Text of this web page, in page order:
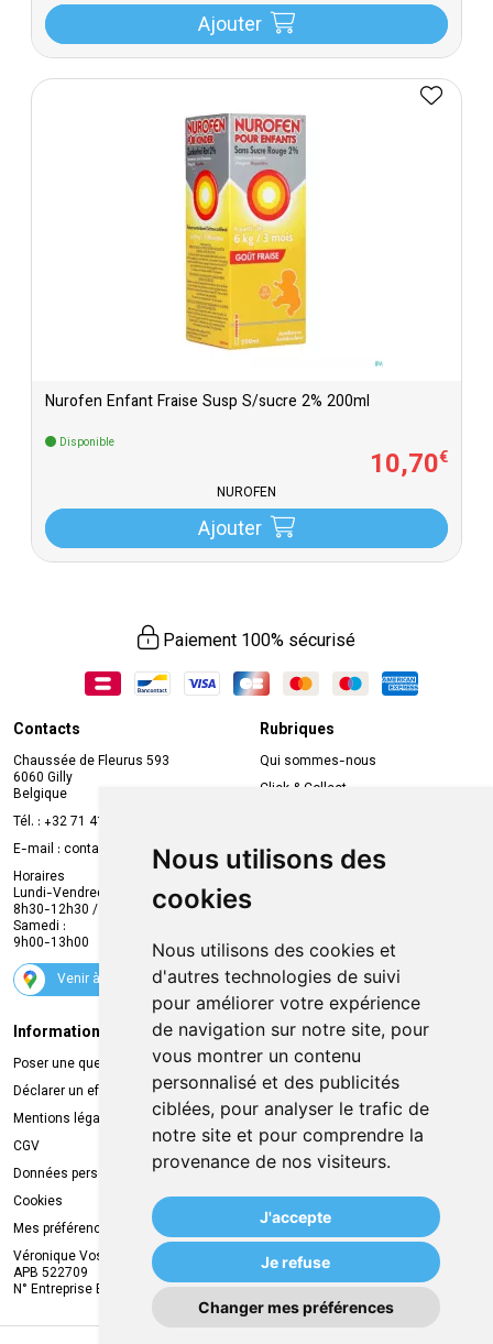
Nous utilisons des
cookies
Nous utilisons des cookies et
d'autres technologies de suivi
pour améliorer votre expérience
de navigation sur notre site, pour
vous montrer un contenu
personnalisé et des publicités
ciblées, pour analyser le trafic de
notre site et pour comprendre la
provenance de nos visiteurs.
J'accepte
Je refuse
Changer mes préférences
Ajouter
Nurofen Enfant Fraise Susp S/sucre 2% 200ml
Disponible
10,70€
NUROFEN
Ajouter
Paiement 100% sécurisé
Contacts
Chaussée de Fleurus 593
6060 Gilly
Belgique
Tél. : +32 71 41 32 10
E-mail : contact
mvapharma.be
Horaires
Lundi-Vendredi :
8h30-12h30 / 13h30-18h30
Samedi :
9h00-13h00
Venir à la pharmacie
Rubriques
Qui sommes-nous
Click & Collect
Compte professionnel
Envoi d’ordonnance
Suivez-nous
Informations légales
Poser une question
Déclarer un effet indésirable
Mentions légales
CGV
Données personnelles
Cookies
Mes préférences Cookies
Véronique Vos
APB 522709
N° Entreprise BE0749.944.612
Livraison
Retrait à la pharmacie
Livraison chez vous
Livraison dans un Point Relais